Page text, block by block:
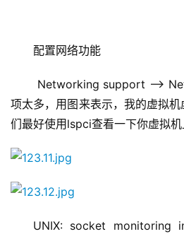
配置网络功能
Networking support —>
项太多，用图来表示，我的虚拟
们最好使用lspci查看一下你虚拟
UNIX: socket